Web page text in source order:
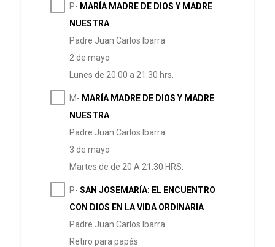
P- MARÍA MADRE DE DIOS Y MADRE
NUESTRA
Padre Juan Carlos Ibarra
2 de mayo
Lunes de 20:00 a 21:30 hrs.
M- MARÍA MADRE DE DIOS Y MADRE
NUESTRA
Padre Juan Carlos Ibarra
3 de mayo
Martes de de 20 A 21:30 HRS.
P- SAN JOSEMARÍA: EL ENCUENTRO
CON DIOS EN LA VIDA ORDINARIA
Padre Juan Carlos Ibarra
Retiro para papás